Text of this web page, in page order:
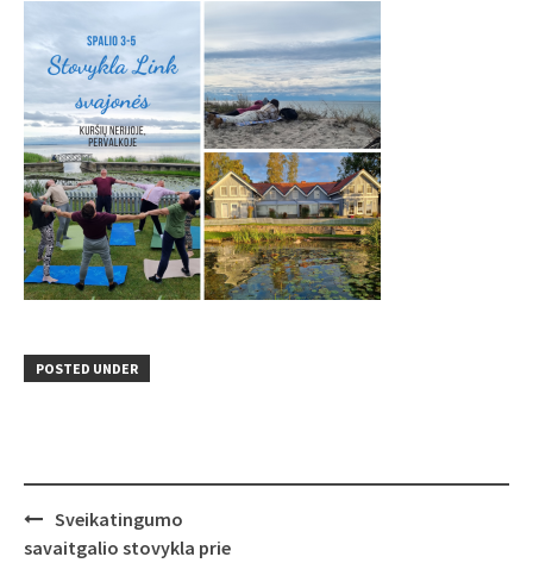
POSTED UNDER
Post
navigation
Sveikatingumo
savaitgalio stovykla prie